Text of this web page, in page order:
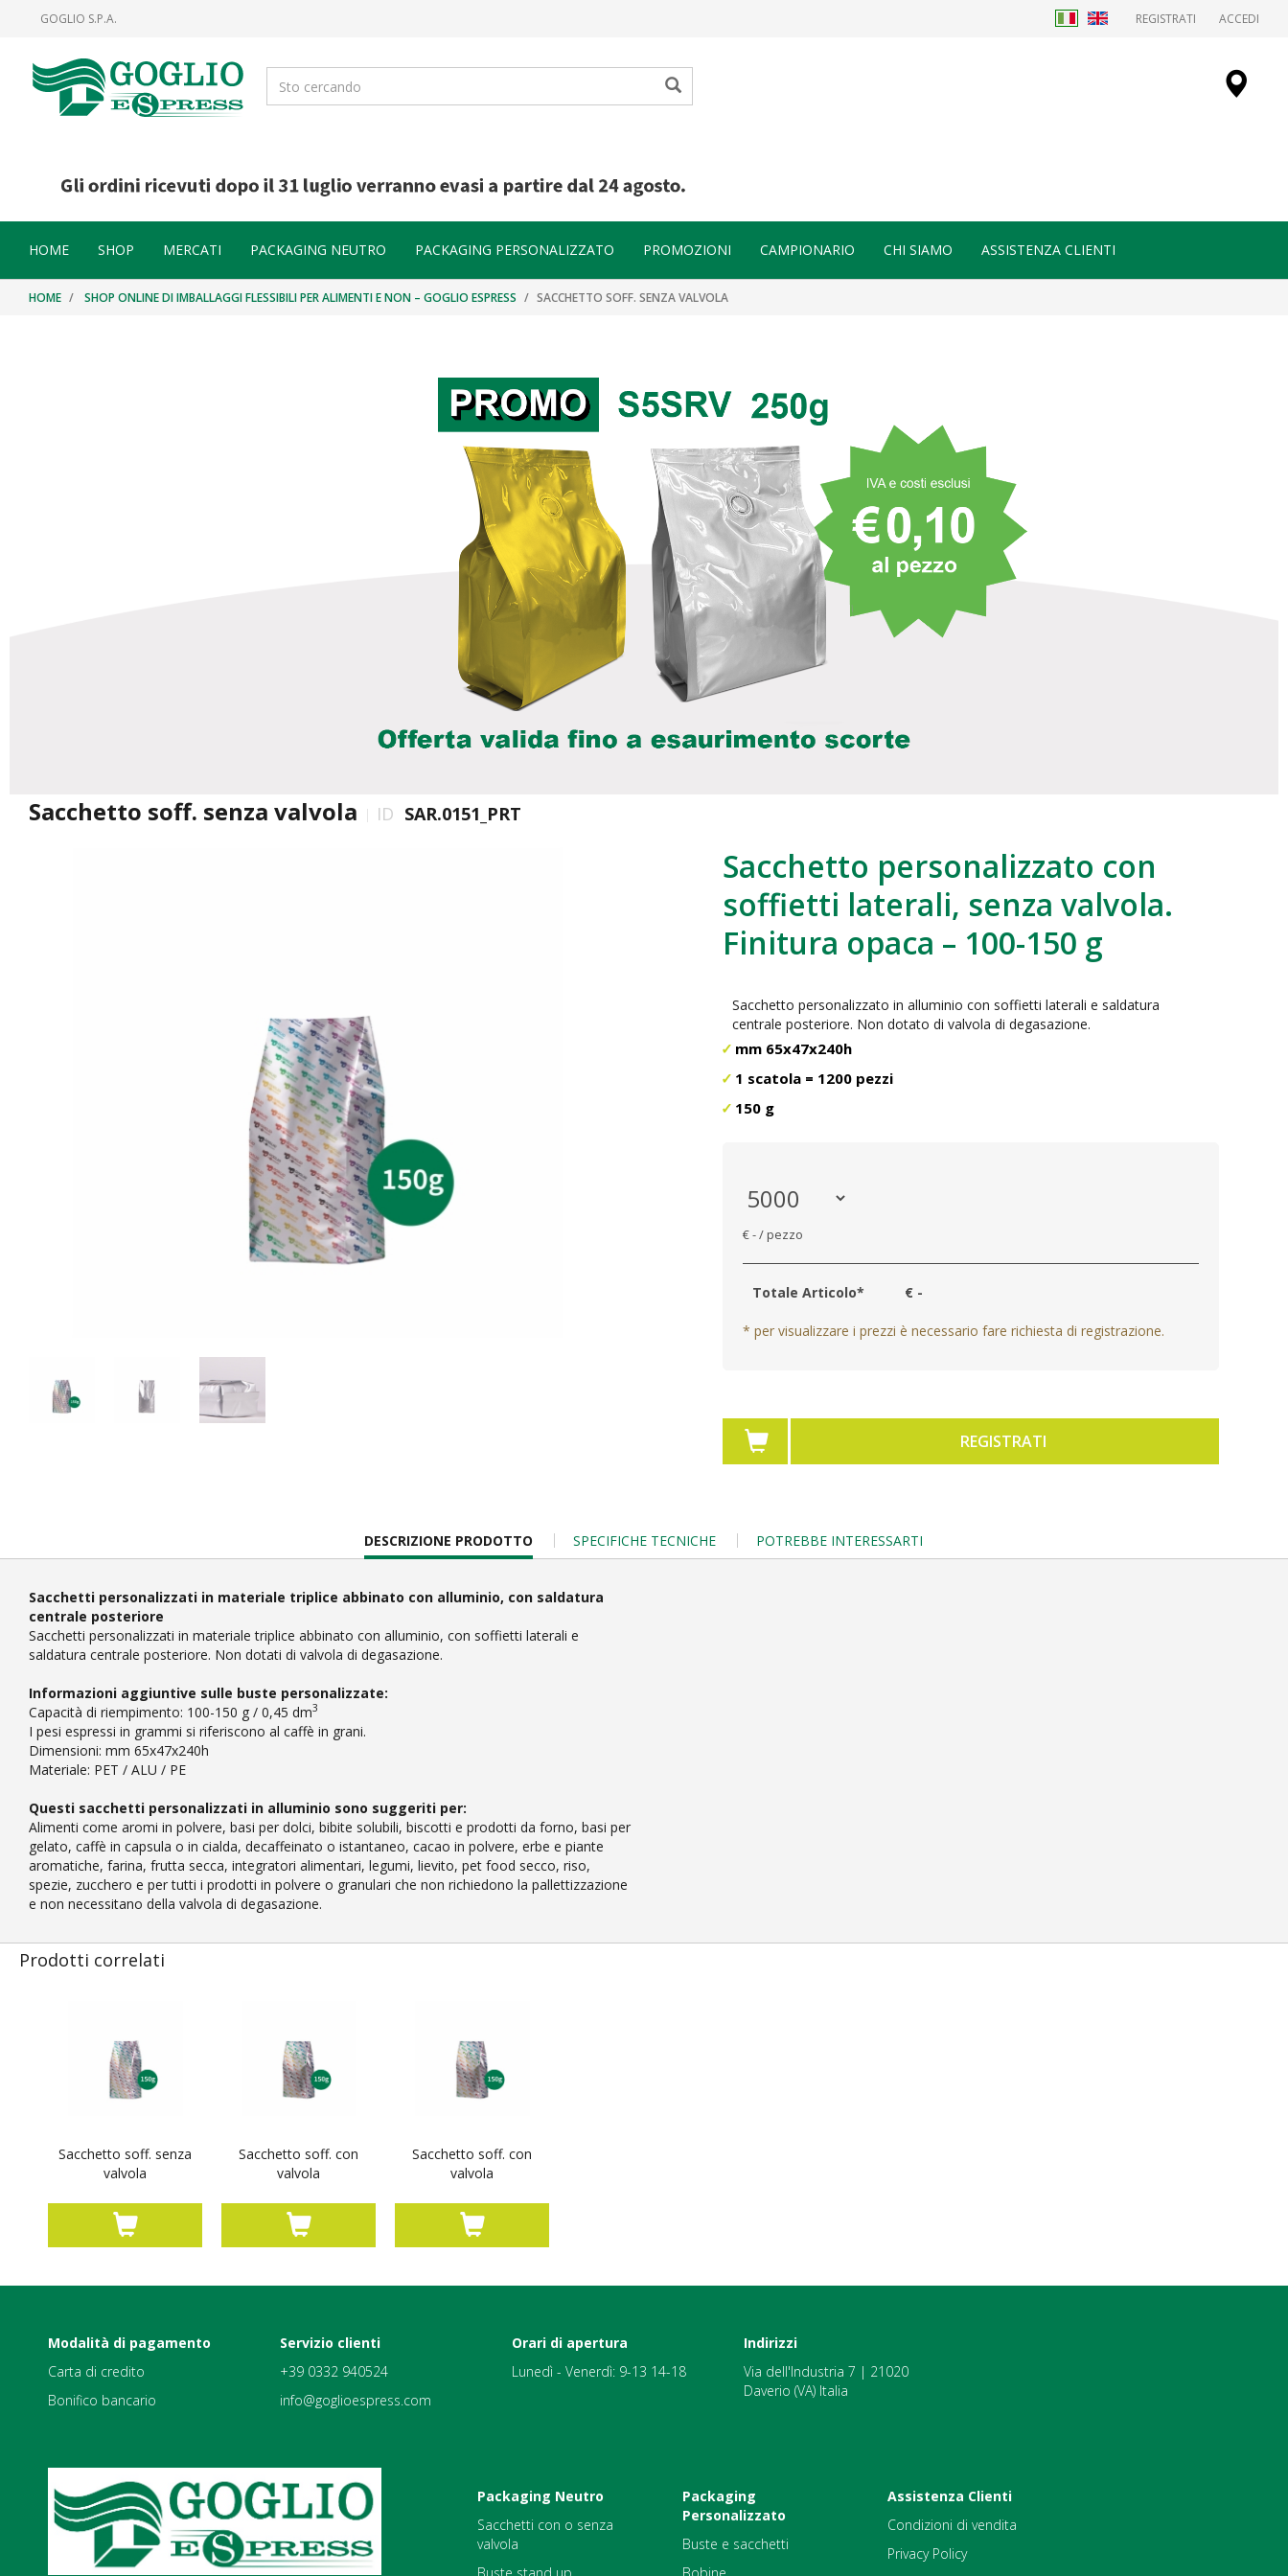
navigazione
GOGLIO S.P.A. REGISTRATI ACCEDI
HOME SHOP MERCATI PACKAGING NEUTRO PACKAGING PERSONALIZZATO PROMOZIONI CAMPIONARIO CHI SIAMO ASSISTENZA CLIENTI
HOME SHOP ONLINE DI IMBALLAGGI FLESSIBILI PER ALIMENTI E NON – GOGLIO ESPRESS SACCHETTO SOFF. SENZA VALVOLA
Sacchetto soff. senza valvola ID SAR.0151_PRT
Sacchetto personalizzato con
soffietti laterali, senza valvola.
Finitura opaca – 100-150 g
Sacchetto personalizzato in alluminio con soffietti laterali e saldatura
centrale posteriore. Non dotato di valvola di degasazione.
mm 65x47x240h
1 scatola = 1200 pezzi
150 g
€ - / pezzo
Totale Articolo* € -
* per visualizzare i prezzi è necessario fare richiesta di registrazione.
REGISTRATI
CURRENT
TAB:
DESCRIZIONE PRODOTTO SPECIFICHE TECNICHE POTREBBE INTERESSARTI
Sacchetti personalizzati in materiale triplice abbinato con alluminio, con saldatura
centrale posteriore
Sacchetti personalizzati in materiale triplice abbinato con alluminio, con soffietti laterali e
saldatura centrale posteriore. Non dotati di valvola di degasazione.
Informazioni aggiuntive sulle buste personalizzate:
Capacità di riempimento: 100-150 g / 0,45 dm3
I pesi espressi in grammi si riferiscono al caffè in grani.
Dimensioni: mm 65x47x240h
Materiale: PET / ALU / PE
Questi sacchetti personalizzati in alluminio sono suggeriti per:
Alimenti come aromi in polvere, basi per dolci, bibite solubili, biscotti e prodotti da forno, basi per
gelato, caffè in capsula o in cialda, decaffeinato o istantaneo, cacao in polvere, erbe e piante
aromatiche, farina, frutta secca, integratori alimentari, legumi, lievito, pet food secco, riso,
spezie, zucchero e per tutti i prodotti in polvere o granulari che non richiedono la pallettizzazione
e non necessitano della valvola di degasazione.
Prodotti correlati
Sacchetto soff. senza
valvola
Sacchetto soff. con
valvola
Sacchetto soff. con
valvola
Modalità di pagamento
Carta di credito
Bonifico bancario
Servizio clienti
+39 0332 940524
info@goglioespress.com
Orari di apertura
Lunedì - Venerdì: 9-13 14-18
Indirizzi
Via dell'Industria 7 | 21020
Daverio (VA) Italia
Packaging Neutro
Sacchetti con o senza
valvola
Buste stand up
Packaging
Personalizzato
Buste e sacchetti
Bobine
Assistenza Clienti
Condizioni di vendita
Privacy Policy